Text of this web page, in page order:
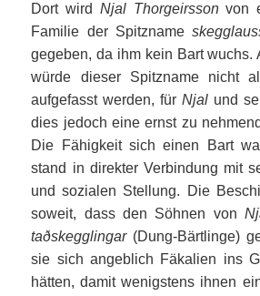
Dort wird Njal Thorgeirssonvon
Familie der Spitzname
gegeben, da ihm kein Bart wuchs.
würde dieser Spitzname nicht
aufgefasst werden, fürNjal und
dies jedoch eine ernst zu
Die Fähigkeit sich einen Bart
stand in direkter Verbindung mit
und sozialen Stellung. Die
soweit, dass den Söhnen von
taðskegglingar(Dung-Bärtlinge)
sie sich angeblich Fäkalien ins
hätten, damit wenigstens ihnen